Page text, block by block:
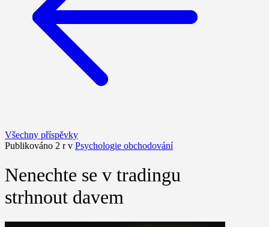
Všechny příspěvky
Publikováno 2 r v Psychologie obchodování
Nenechte se v tradingu
strhnout davem